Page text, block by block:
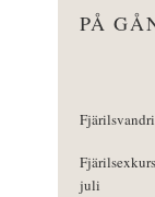
PÅ
juli